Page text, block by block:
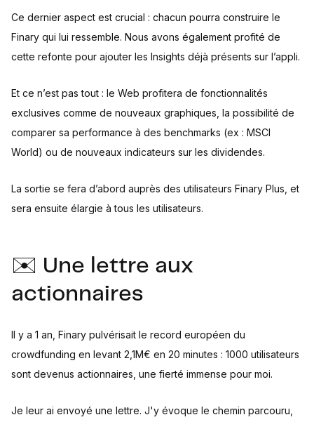
Ce dernier aspect est crucial : chacun pourra construire le
Finary qui lui ressemble. Nous avons également profité de
cette refonte pour ajouter les Insights déjà présents sur l’appli.
Et ce n’est pas tout : le Web profitera de fonctionnalités
exclusives comme de nouveaux graphiques, la possibilité de
comparer sa performance à des benchmarks (ex : MSCI
World) ou de nouveaux indicateurs sur les dividendes.
La sortie se fera d’abord auprès des utilisateurs Finary Plus, et
sera ensuite élargie à tous les utilisateurs.
✉️ Une lettre aux
actionnaires
Il y a 1 an, Finary pulvérisait le record européen du
crowdfunding en levant 2,1M€ en 20 minutes : 1000 utilisateurs
sont devenus actionnaires, une fierté immense pour moi.
Je leur ai envoyé une lettre. J'y évoque le chemin parcouru,